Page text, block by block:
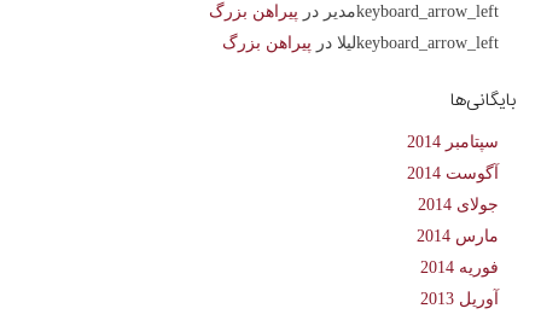
مدیر در پیراهن بزرگ
لیلا در پیراهن بزرگ
بایگانی‌ها
سپتامبر 2014
آگوست 2014
جولای 2014
مارس 2014
فوریه 2014
آوریل 2013